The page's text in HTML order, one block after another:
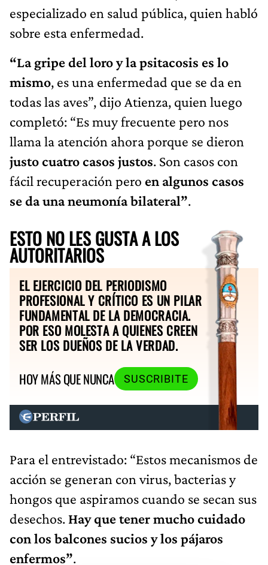
especializado en salud pública, quien habló
sobre esta enfermedad.
“La gripe del loro y la psitacosis es lo
mismo, es una enfermedad que se da en
todas las aves”, dijo Atienza, quien luego
completó: “Es muy frecuente pero nos
llama la atención ahora porque se dieron
justo cuatro casos justos. Son casos con
fácil recuperación pero en algunos casos
se da una neumonía bilateral”.
ESTO NO LES GUSTA A LOS
AUTORITARIOS
EL EJERCICIO DEL PERIODISMO
PROFESIONAL Y CRÍTICO ES UN PILAR
FUNDAMENTAL DE LA DEMOCRACIA.
POR ESO MOLESTA A QUIENES CREEN
SER LOS DUEÑOS DE LA VERDAD.
HOY MÁS QUE NUNCA
SUSCRIBITE
Para el entrevistado: “Estos mecanismos de
acción se generan con virus, bacterias y
hongos que aspiramos cuando se secan sus
desechos. Hay que tener mucho cuidado
con los balcones sucios y los pájaros
enfermos”.